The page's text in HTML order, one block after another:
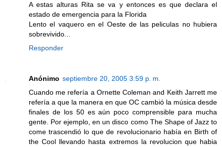
A estas alturas Rita se va y entonces es que declara el
estado de emergencia para la Florida
Lento el vaquero en el Oeste de las peliculas no hubiera
sobrevivido...
Responder
Anónimo septiembre 20, 2005 3:59 p. m.
Cuando me refería a Ornette Coleman and Keith Jarrett me
refería a que la manera en que OC cambió la música desde
finales de los 50 es aún poco comprensible para mucha
gente. Por ejemplo, en un disco como The Shape of Jazz to
come trascendió lo que de revolucionario había en Birth of
the Cool llevando hasta extremos la revolucion que habia